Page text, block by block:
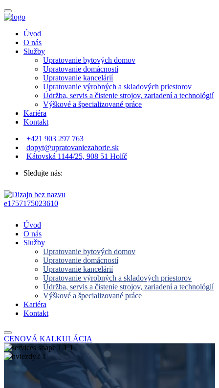
Úvod
O nás
Služby
Upratovanie bytových domov
Upratovanie domácností
Upratovanie kancelárií
Upratovanie výrobných a skladových priestorov
Údržba, servis a čistenie strojov, zariadení a technológií
Výškové a špecializované práce
Kariéra
Kontakt
+421 903 297 763
dopyt@upratovaniezahorie.sk
Kátovská 1144/25, 908 51 Holíč
Sledujte nás:
Úvod
O nás
Služby
Upratovanie bytových domov
Upratovanie domácností
Upratovanie kancelárií
Upratovanie výrobných a skladových priestorov
Údržba, servis a čistenie strojov, zariadení a technológií
Výškové a špecializované práce
Kariéra
Kontakt
CENOVÁ KALKULÁCIA